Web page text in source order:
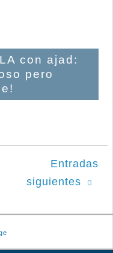
con ajad:
pero
Entradas
siguientes